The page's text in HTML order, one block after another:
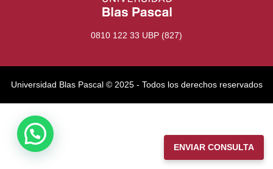
0810 122 33 UBP (827)
Universidad Blas Pascal ©️ 2025 - Todos los derechos reservados
ENVIAR CONSULTA